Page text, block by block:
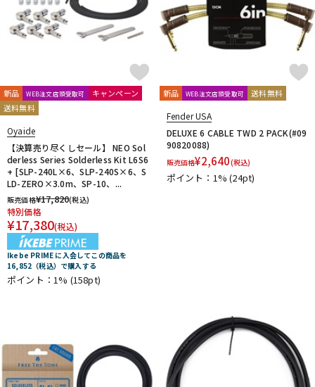
新品 WEB注文店頭受取可
キャンペーン
送料無料
Oyaide
【決算売り尽くしセール】 NEO Sol
derless Series Solderless Kit L6S6
+ [SLP-240L×6、SLP-240S×6、S
LD-ZERO×3.0m、SP-10、...
販売価格¥17,820(税込)
特別価格
¥17,380(税込)
Ikebe PRIME に入会してこの商品を
16,852（税込）で購入する
ポイント：1% (158pt)
新品 WEB注文店頭受取可 送料無料
Fender USA
DELUXE 6 CABLE TWD 2 PACK(#09
90820088)
販売価格¥2,640(税込)
ポイント：1%(24pt)